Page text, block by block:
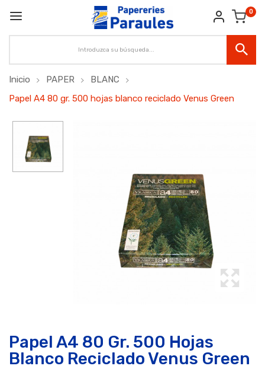
0
Inicio PAPER
BLANC
Papel A4 80 gr. 500 hojas blanco reciclado Venus Green
Papel A4 80 Gr. 500 Hojas
Blanco Reciclado Venus Green